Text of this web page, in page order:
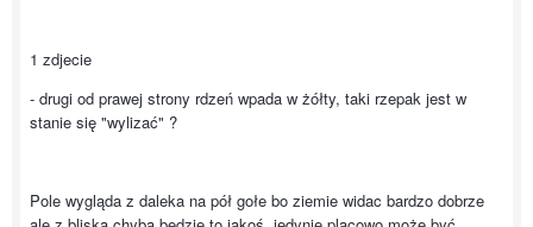
1 zdjecie
- drugi od prawej strony rdzeń wpada w żółty, taki rzepak jest w
stanie się "wylizać" ?
Pole wygląda z daleka na pół gołe bo ziemie widac bardzo dobrze